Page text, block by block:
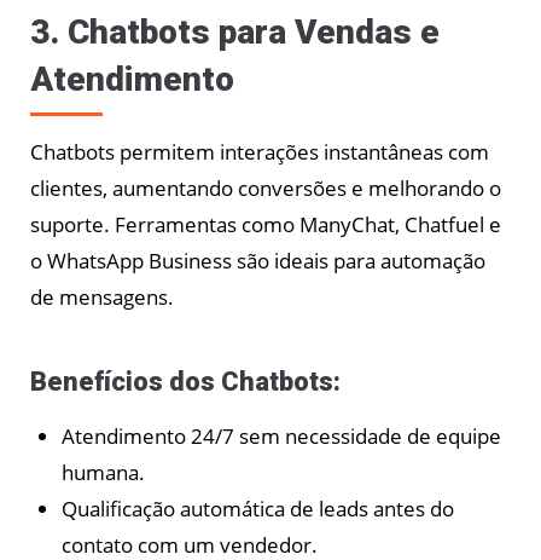
3. Chatbots para Vendas e
Atendimento
Chatbots permitem interações instantâneas com
clientes, aumentando conversões e melhorando o
suporte. Ferramentas como ManyChat, Chatfuel e
o WhatsApp Business são ideais para automação
de mensagens.
Benefícios dos Chatbots:
Atendimento 24/7 sem necessidade de equipe
humana.
Qualificação automática de leads antes do
contato com um vendedor.